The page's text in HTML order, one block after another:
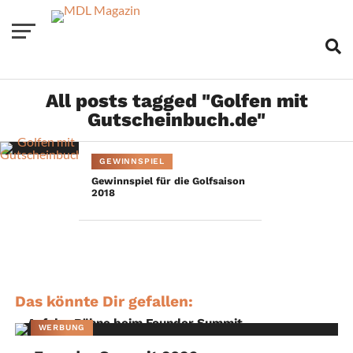
All posts tagged "Golfen mit
Gutscheinbuch.de"
GEWINNSPIEL
Gewinnspiel für die Golfsaison
2018
Das könnte Dir gefallen:
WERBUNG